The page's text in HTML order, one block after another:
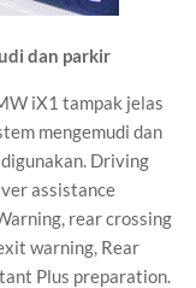
dan parkir
iX1 tampak jelas
mengemudi dan
Driving
assistance
rear crossing
warning, Rear
Plus preparation.